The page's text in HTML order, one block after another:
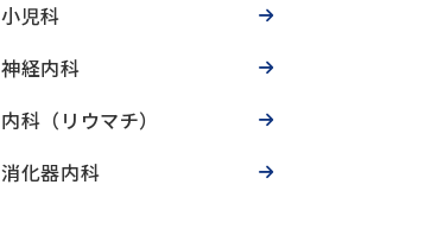
小児科
神経内科
内科（リウマチ）
消化器内科